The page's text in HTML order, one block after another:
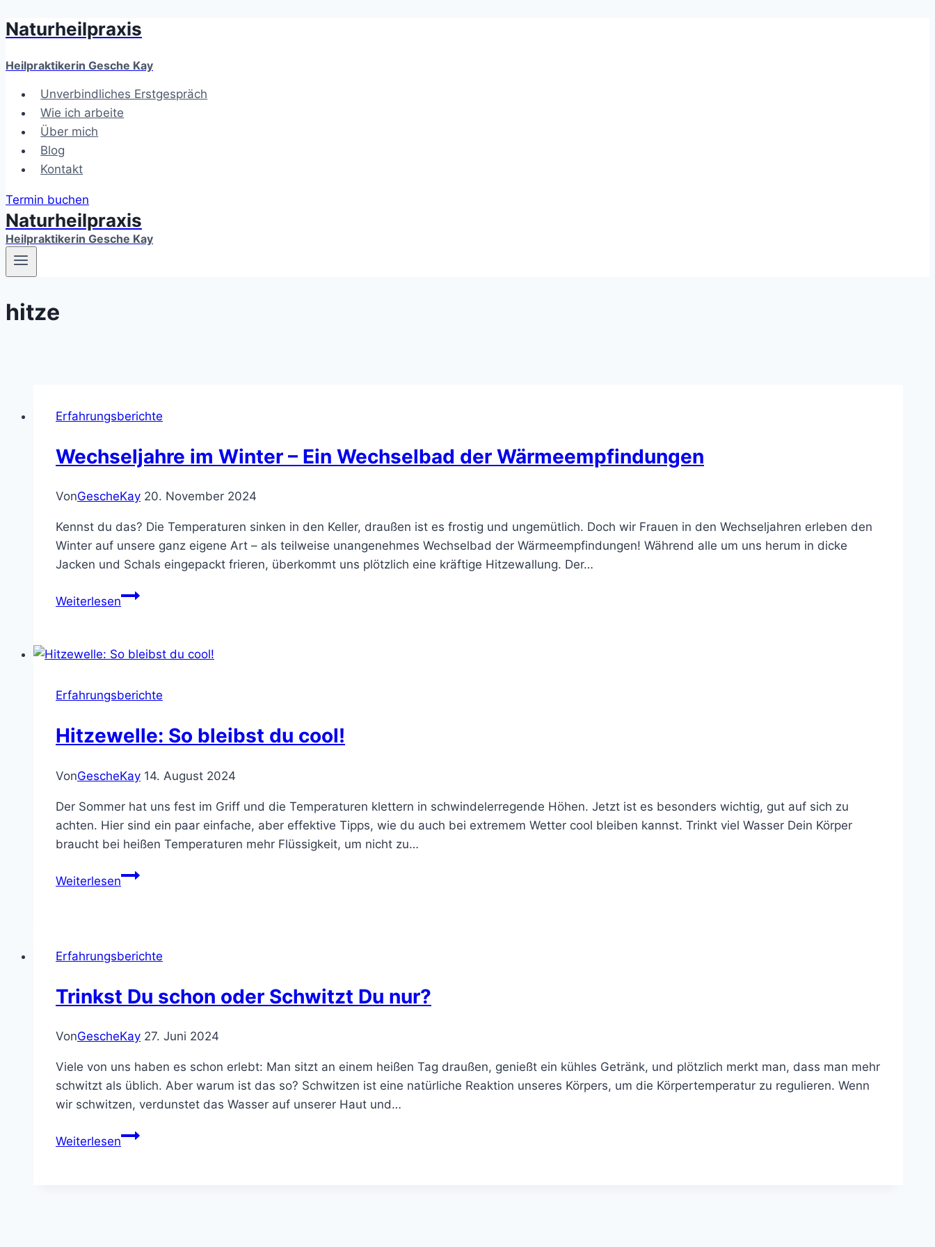
Zum
springen
Naturheilpraxis
Heilpraktikerin Gesche Kay
Unverbindliches Erstgespräch
Wie ich arbeite
Über mich
Blog
Kontakt
Termin buchen
Naturheilpraxis
Heilpraktikerin Gesche Kay
hitze
Erfahrungsberichte
Wechseljahre im Winter – Ein Wechselbad der Wärmeempfindungen
VonGescheKay 20. November 2024
Kennst du das? Die Temperaturen sinken in den Keller, draußen ist es frostig und ungemütlich. Doch wir Frauen in den Wechseljahren erleben den
Winter auf unsere ganz eigene Art – als teilweise unangenehmes Wechselbad der Wärmeempfindungen! Während alle um uns herum in dicke
Jacken und Schals eingepackt frieren, überkommt uns plötzlich eine kräftige Hitzewallung. Der…
WeiterlesenWechseljahre
–
Wechselbad
Wärmeempfindungen
Erfahrungsberichte
Hitzewelle: So bleibst du cool!
VonGescheKay 14. August 2024
Der Sommer hat uns fest im Griff und die Temperaturen klettern in schwindelerregende Höhen. Jetzt ist es besonders wichtig, gut auf sich zu
achten. Hier sind ein paar einfache, aber effektive Tipps, wie du auch bei extremem Wetter cool bleiben kannst. Trinkt viel Wasser Dein Körper
braucht bei heißen Temperaturen mehr Flüssigkeit, um nicht zu…
WeiterlesenHitzewelle:
cool!
Erfahrungsberichte
Trinkst Du schon oder Schwitzt Du nur?
VonGescheKay 27. Juni 2024
Viele von uns haben es schon erlebt: Man sitzt an einem heißen Tag draußen, genießt ein kühles Getränk, und plötzlich merkt man, dass man mehr
schwitzt als üblich. Aber warum ist das so? Schwitzen ist eine natürliche Reaktion unseres Körpers, um die Körpertemperatur zu regulieren. Wenn
wir schwitzen, verdunstet das Wasser auf unserer Haut und…
WeiterlesenTrinkst